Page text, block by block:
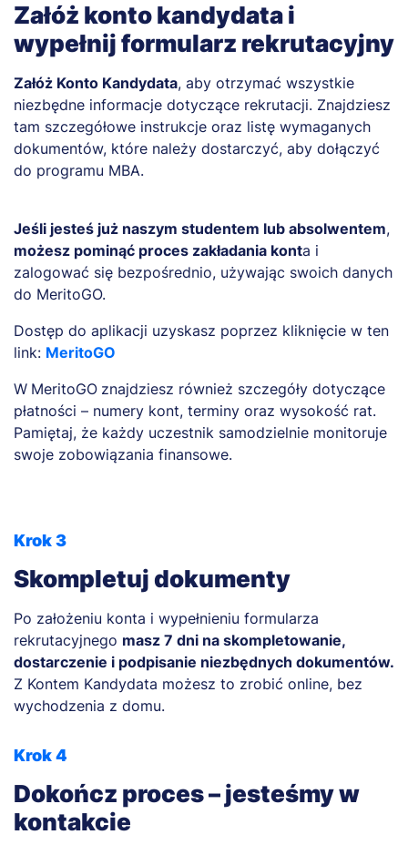
Załóż konto kandydata i
wypełnij formularz rekrutacyjny
Załóż Konto Kandydata, aby otrzymać wszystkie
niezbędne informacje dotyczące rekrutacji. Znajdziesz
tam szczegółowe instrukcje oraz listę wymaganych
dokumentów, które należy dostarczyć, aby dołączyć
do programu MBA.
Jeśli jesteś już naszym studentem lub absolwentem,
możesz pominąć proces zakładania konta i
zalogować się bezpośrednio, używając swoich danych
do MeritoGO.
Dostęp do aplikacji uzyskasz poprzez kliknięcie w ten
link: MeritoGO
W MeritoGO znajdziesz również szczegóły dotyczące
płatności – numery kont, terminy oraz wysokość rat.
Pamiętaj, że każdy uczestnik samodzielnie monitoruje
swoje zobowiązania finansowe.
Krok 3
Skompletuj dokumenty
Po założeniu konta i wypełnieniu formularza
rekrutacyjnego masz 7 dni na skompletowanie,
dostarczenie i podpisanie niezbędnych dokumentów.
Z Kontem Kandydata możesz to zrobić online, bez
wychodzenia z domu.
Krok 4
Dokończ proces – jesteśmy w
kontakcie